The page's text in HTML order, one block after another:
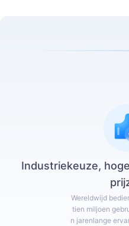
Industriekeuze,
Wereldwijd
tien miljoen
n jarenlange